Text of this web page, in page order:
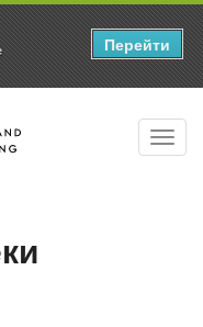
Перейти